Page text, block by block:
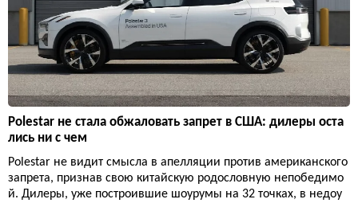
Polestar не стала обжаловать запрет в США: дилеры оста
лись ни с чем
Polestar не видит смысла в апелляции против американского
запрета, признав свою китайскую родословную непобедимо
й. Дилеры, уже построившие шоурумы на 32 точках, в недоу